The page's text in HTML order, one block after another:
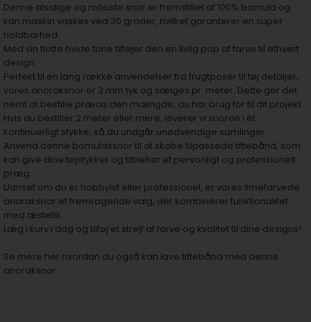
Denne alsidige og robuste snor er fremstillet af 100% bomuld og
kan maskin vaskes ved 30 grader, hvilket garanterer en super
holdbarhed.
Med sin flotte hvide tone tilføjer den en livlig pop af farve til ethvert
design.
Perfekt til en lang række anvendelser fra frugtposer til tøj detaljer,
vores anoraksnor er 3 mm tyk og sælges pr. meter. Dette gør det
nemt at bestille præcis den mængde, du har brug for til dit projekt.
Hvis du bestiller 2 meter eller mere, leverer vi snoren i ét
kontinuerligt stykke, så du undgår unødvendige samlinger.
Anvend denne bomuldssnor til at skabe tilpassede tittebånd, som
kan give dine tøjstykker og tilbehør et personligt og professionelt
præg.
Uanset om du er hobbyist eller professionel, er vores limefarvede
anoraksnor et fremragende valg, der kombinerer funktionalitet
med æstetik.
Læg i kurv i dag og tilføj et strejf af farve og kvalitet til dine designs!
Se mere her hvordan du også kan lave tittebånd med denne
anoraksnor